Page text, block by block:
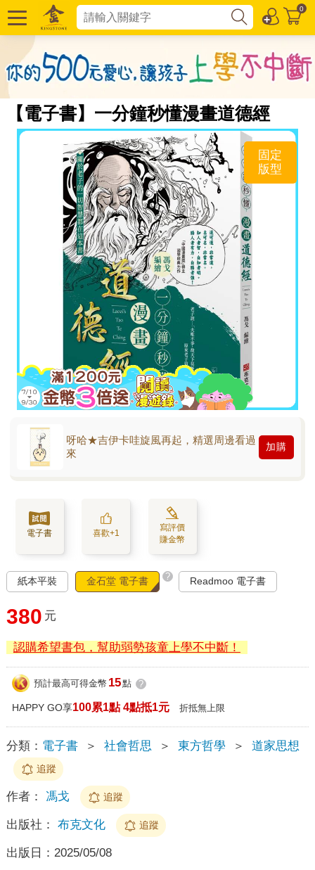
0
【電子書】一分鐘秒懂漫畫道德經
固定
版型
呀哈★吉伊卡哇旋風再起，精選周邊看過
來
加購
電子書 喜歡+1
寫評價
賺金幣
紙本平裝 金石堂 電子書 ? Readmoo 電子書
380 元
認購希望書包，幫助弱勢孩童上學不中斷！
預計最高可得金幣 15點 ?
HAPPY GO享100累1點 4點抵1元 折抵無上限
分類： 電子書 ＞ 社會哲思 ＞ 東方哲學 ＞ 道家思想
追蹤
作者： 馮戈 追蹤
出版社： 布克文化 追蹤
出版日： 2025/05/08